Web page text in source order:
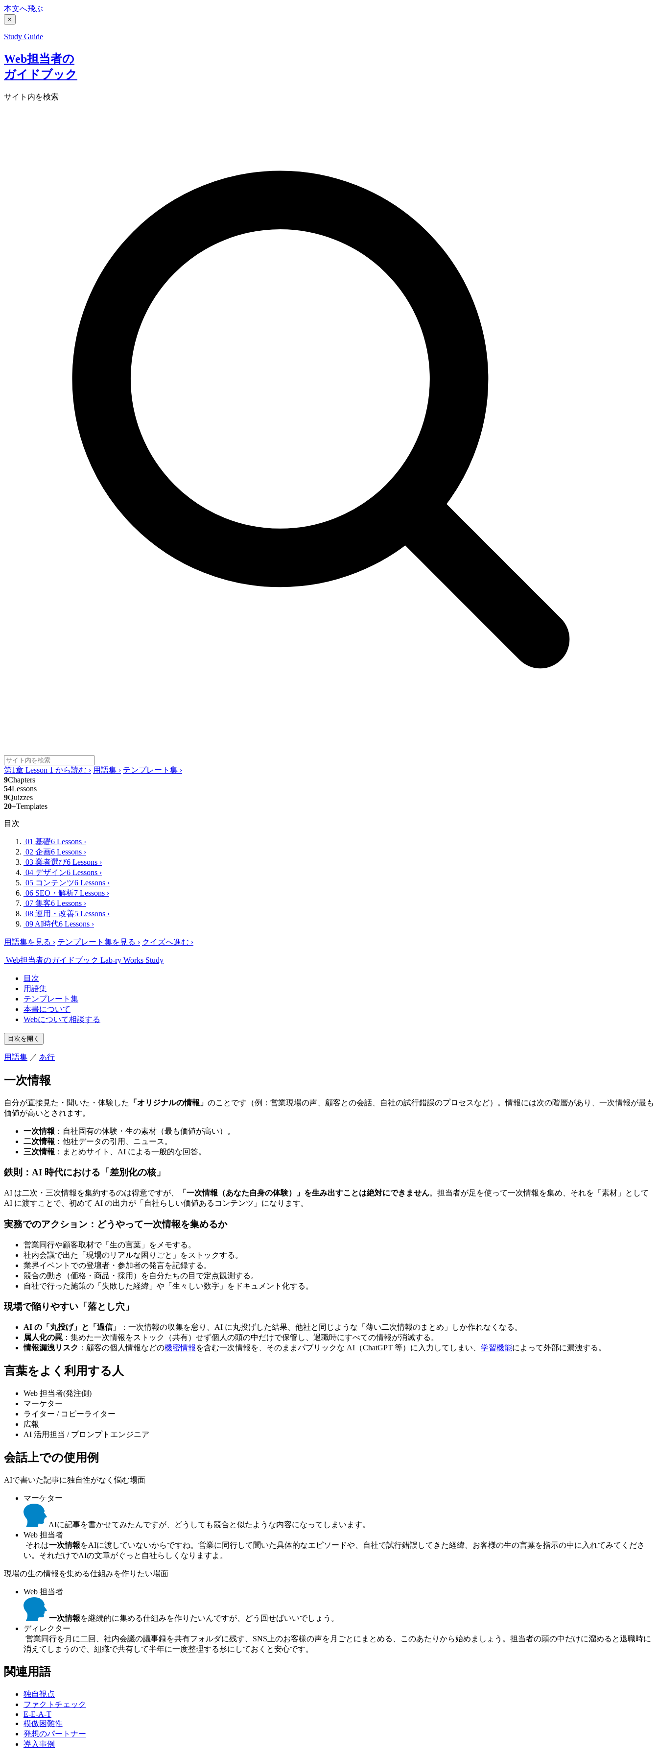
本文へ飛ぶ
×
Study Guide
Web担当者の
ガイドブック
サイト内を検索
第1章 Lesson 1 から読む › 用語集 › テンプレート集 ›
9Chapters
54Lessons
9Quizzes
20+Templates
目次
01 基礎6 Lessons ›
02 企画6 Lessons ›
03 業者選び6 Lessons ›
04 デザイン6 Lessons ›
05 コンテンツ6 Lessons ›
06 SEO・解析7 Lessons ›
07 集客6 Lessons ›
08 運用・改善5 Lessons ›
09 AI時代6 Lessons ›
用語集を見る › テンプレート集を見る › クイズへ進む ›
Web担当者のガイドブック Lab-ry Works Study
目次
用語集
テンプレート集
本書について
Webについて相談する
目次を開く
用語集 ／ あ行
一次情報
自分が直接見た・聞いた・体験した 「オリジナルの情報」 のことです（例：営業現場の声、顧客との会話、自社の試行錯誤のプロセスなど）。情報には次の階層があり、一次情報が最も
価値が高いとされます。
一次情報 ：自社固有の体験・生の素材（最も価値が高い）。
二次情報 ：他社データの引用、ニュース。
三次情報 ：まとめサイト、AI による一般的な回答。
鉄則：AI 時代における「差別化の核」
AI は二次・三次情報を集約するのは得意ですが、 「一次情報（あなた自身の体験）」を生み出すことは絶対にできません。担当者が足を使って一次情報を集め、それを「素材」として
AI に渡すことで、初めて AI の出力が「自社らしい価値あるコンテンツ」になります。
実務でのアクション：どうやって一次情報を集めるか
営業同行や顧客取材で「生の言葉」をメモする。
社内会議で出た「現場のリアルな困りごと」をストックする。
業界イベントでの登壇者・参加者の発言を記録する。
競合の動き（価格・商品・採用）を自分たちの目で定点観測する。
自社で行った施策の「失敗した経緯」や「生々しい数字」をドキュメント化する。
現場で陥りやすい「落とし穴」
AI の「丸投げ」と「過信」
：一次情報の収集を怠り、AI に丸投げした結果、他社と同じような「薄い二次情報のまとめ」しか作れなくなる。
属人化の罠 ：集めた一次情報をストック（共有）せず個人の頭の中だけで保管し、退職時にすべての情報が消滅する。
情報漏洩リスク ：顧客の個人情報などの機密情報 を含む一次情報を、そのままパブリックな AI（ChatGPT 等）に入力してしまい、 学習機能によって外部に漏洩する。
言葉をよく利用する人
Web 担当者(発注側)
マーケター
ライター / コピーライター
広報
AI 活用担当 / プロンプトエンジニア
会話上での使用例
AIで書いた記事に独自性がなく悩む場面
マーケター
AIに記事を書かせてみたんですが、どうしても競合と似たような内容になってしまいます。
Web 担当者
それは一次情報をAIに渡していないからですね。営業に同行して聞いた具体的なエピソードや、自社で試行錯誤してきた経緯、お客様の生の言葉を指示の中に入れてみてくださ
い。それだけでAIの文章がぐっと自社らしくなりますよ。
現場の生の情報を集める仕組みを作りたい場面
Web 担当者
一次情報を継続的に集める仕組みを作りたいんですが、どう回せばいいでしょう。
ディレクター
営業同行を月に二回、社内会議の議事録を共有フォルダに残す、SNS上のお客様の声を月ごとにまとめる、このあたりから始めましょう。担当者の頭の中だけに溜めると退職時に
消えてしまうので、組織で共有して半年に一度整理する形にしておくと安心です。
関連用語
独自視点
ファクトチェック
E-E-A-T
模倣困難性
発想のパートナー
導入事例